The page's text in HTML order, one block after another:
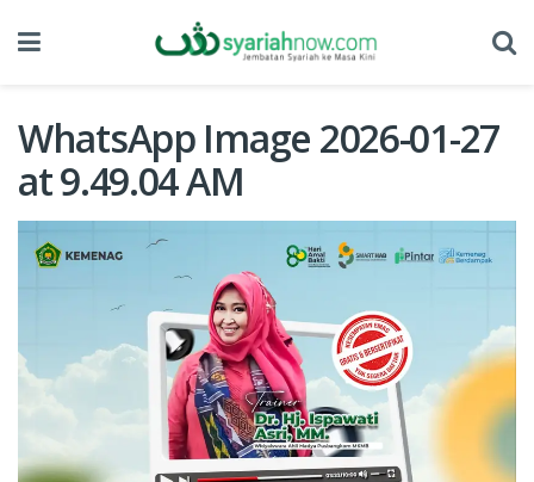
WhatsApp Image 2026-01-27
at 9.49.04 AM